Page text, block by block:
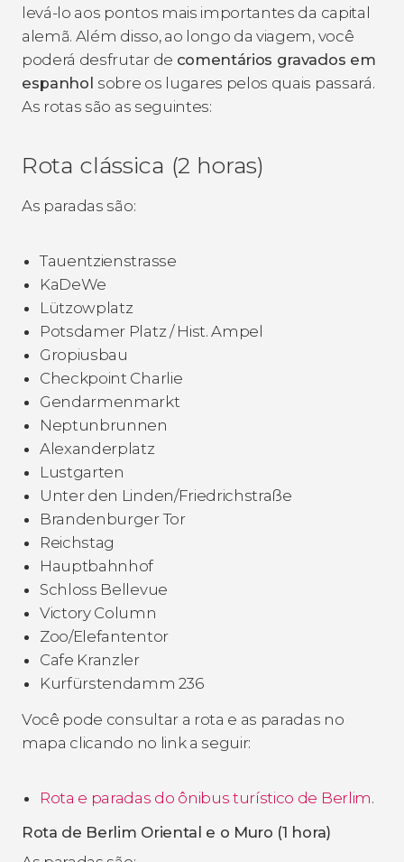
levá-lo aos pontos mais importantes da capital
alemã. Além disso, ao longo da viagem, você
poderá desfrutar de comentários gravados em
espanhol sobre os lugares pelos quais passará.
As rotas são as seguintes:
Rota clássica (2 horas)
As paradas são:
Tauentzienstrasse
KaDeWe
Lützowplatz
Potsdamer Platz / Hist. Ampel
Gropiusbau
Checkpoint Charlie
Gendarmenmarkt
Neptunbrunnen
Alexanderplatz
Lustgarten
Unter den Linden/Friedrichstraße
Brandenburger Tor
Reichstag
Hauptbahnhof
Schloss Bellevue
Victory Column
Zoo/Elefantentor
Cafe Kranzler
Kurfürstendamm 236
Você pode consultar a rota e as paradas no
mapa clicando no link a seguir:
Rota e paradas do ônibus turístico de Berlim.
Rota de Berlim Oriental e o Muro (1 hora)